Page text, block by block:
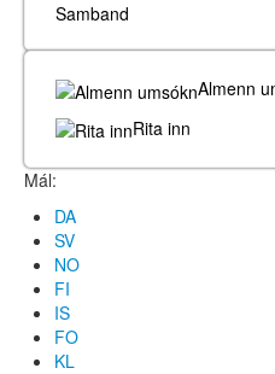
Samband
Almenn
Rita inn
Mál:
DA
SV
NO
FI
IS
FO
KL